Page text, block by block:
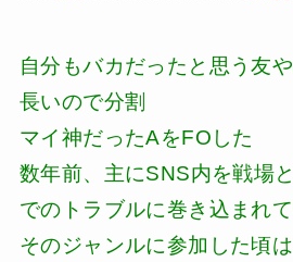
自分もバカだったと思う友
長いので分割
マイ神だったAをFOした
数年前、主にSNS内を戦場
でのトラブルに巻き込まれ
そのジャンルに参加した頃